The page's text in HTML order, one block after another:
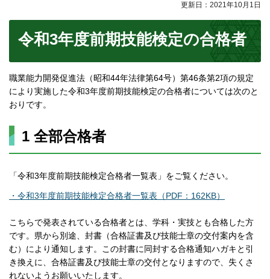
更新日：2021年10月1日
令和3年度前期技能検定の合格者
職業能力開発促進法（昭和44年法律第64号）第46条第2項の規定
により実施した令和3年度前期技能検定の合格者については次のと
おりです。
1 全部合格者
「令和3年度前期技能検定合格者一覧表」をご覧ください。
・令和3年度前期技能検定合格者一覧表（PDF：162KB）
こちらで発表されている合格者とは、学科・実技とも合格した方
です。県から別途、封書（合格証書及び技能士章の交付案内を含
む）により通知します。この封書に同封する合格通知ハガキと引
き換えに、合格証書及び技能士章の交付となりますので、失くさ
れないようお願いいたします。